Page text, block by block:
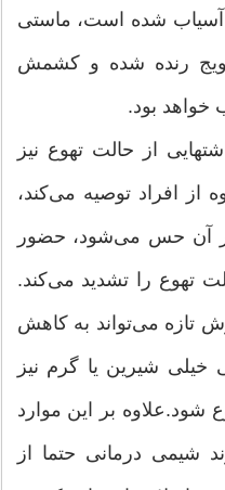
آسیاب شده است، ماستی
رنده شده و كشمش
خواهد بود.
از حالت تهوع نیز
از افراد توصیه می‌كند،
آن حس می‌شود، حضور
تهوع را تشدید می‌كند.
تازه می‌تواند به كاهش
شیرین یا گرم نیز
شود.علاوه بر این موارد
شیمی درمانی حتما از